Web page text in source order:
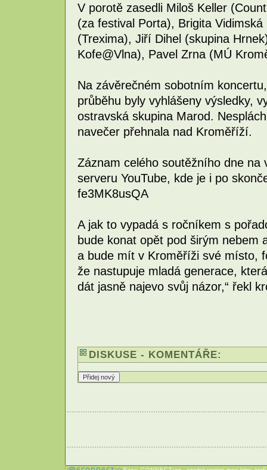
V porotě zasedli Miloš Keller
(za festival Porta), Brigita
(Trexima), Jiří Dihel (skupina
Kofe@Vlna), Pavel Zrna (MÚ
Na závěrečném sobotním
průběhu byly vyhlášeny výsledky,
ostravská skupina Marod.
navečer přehnala nad Kroměříží.
Záznam celého soutěžního dne na
serveru YouTube, kde je i po
fe3MK8usQA
A jak to vypadá s ročníkem s
bude konat opět pod širým nebem
a bude mít v Kroměříži své místo,
že nastupuje mladá generace,
dát jasně najevo svůj názor,“ řekl
DISKUSE - KOMENTÁŘE: